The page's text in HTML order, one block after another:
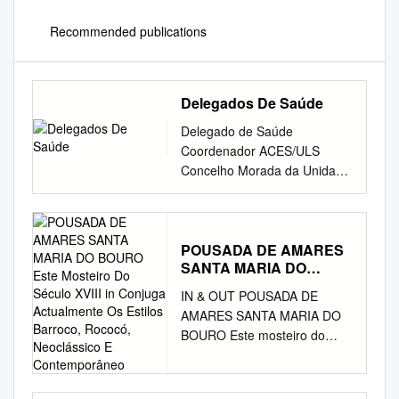
Recommended publications
Delegados De Saúde
Delegado de Saúde
Coordenador ACES/ULS
Concelho Morada da Unidade
de Saúde Pública Telefone
Endereço de e-mail
Saúde Pública Bragança
Miranda do Douro Mogadouro
Vimioso Vinhais Alfandega da
Fé Rua D. Afonso V ULS
Nordeste Maria Inácia Rosa
POUSADA DE AMARES
SANTA MARIA DO
Do Século XVIII in
Conjuga Actualmente Os
Estilos Barroco, Rococó,
Contemporâneo
IN & OUT POUSADA DE
AMARES SANTA MARIA DO
BOURO Este mosteiro do
actualmente os estilos
barroco, rococó, neoclássico